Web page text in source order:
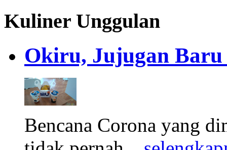
Kuliner Unggulan
Okiru, Jujugan Baru
Bencana Corona yang